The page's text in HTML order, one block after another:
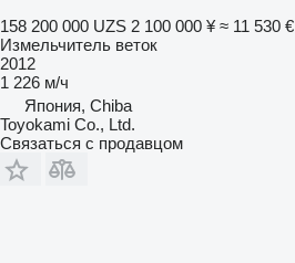
158 200 000 UZS 2 100 000 ¥ ≈ 11 530 €
Измельчитель веток
2012
1 226 м/ч
Япония, Chiba
Toyokami Co., Ltd.
Связаться с продавцом